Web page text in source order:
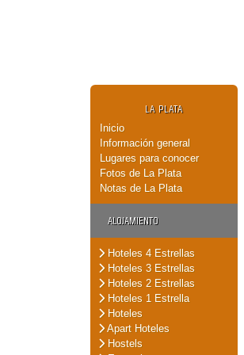
LA PLATA
Inicio
Información general
Lugares para conocer
Fotos de La Plata
Notas de La Plata
ALOJAMIENTO
Hoteles 4 Estrellas
Hoteles 3 Estrellas
Hoteles 2 Estrellas
Hoteles 1 Estrella
Hoteles
Apart Hoteles
Hostels